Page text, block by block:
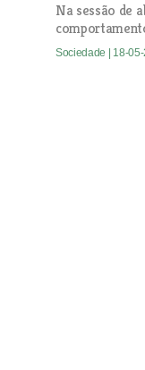
Na sessão de
Sociedade | 18-